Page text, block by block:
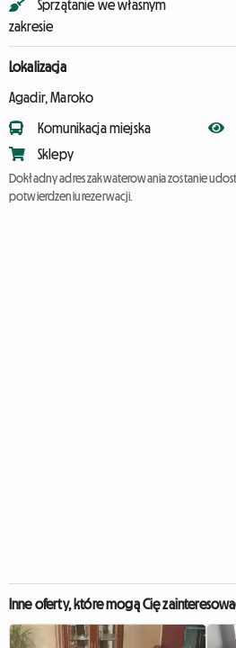
Sprzątanie we własnym
zakresie
Lokalizacja
Agadir, Maroko
Komunikacja miejska
Sklepy
Dokładny adres zakwaterowania zostanie
potwierdzeniu rezerwacji.
Inne oferty, które mogą Cię